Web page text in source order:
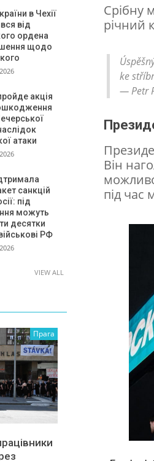
і
й
п
і
а
д
Срібну
річний
ke
— Petr
Він
під час
в Чехії
від
ордена
щодо
акція
атаки
санкцій
під
можуть
десятки
РФ
VIEW ALL
Прага